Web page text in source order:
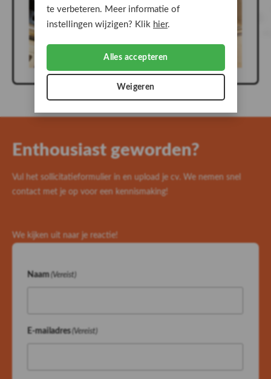
te verbeteren. Meer informatie of
instellingen wijzigen? Klik hier.
Alles accepteren
Weigeren
Enthousiast geworden?
Vul het sollicitatieformulier in en upload je cv. We nemen snel
contact met je op voor een kennismaking!
We kijken uit naar je reactie!
Naam (Vereist)
E-mailadres (Vereist)